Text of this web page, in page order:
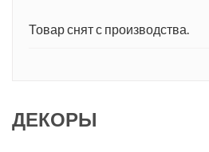
Товар снят с производства.
ДЕКОРЫ